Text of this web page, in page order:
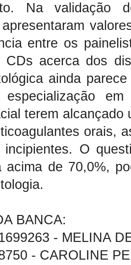
Na
entre os
CDs acerca dos
ainda
terem
orais,
incipientes. O
acima de 70,0%,
BANCA:
- MELINA
- CAROLINE